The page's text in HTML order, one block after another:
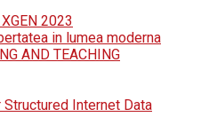
2023
in lumea moderna
AND TEACHING
Internet Data